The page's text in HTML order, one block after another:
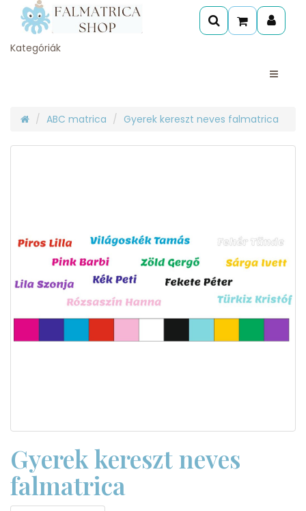
Kategóriák
ABC matrica Gyerek kereszt neves falmatrica
Gyerek kereszt neves
falmatrica